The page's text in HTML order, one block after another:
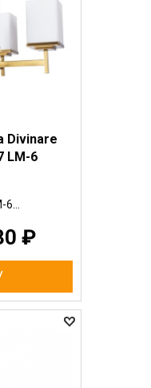
Divinare
LM-6
₽